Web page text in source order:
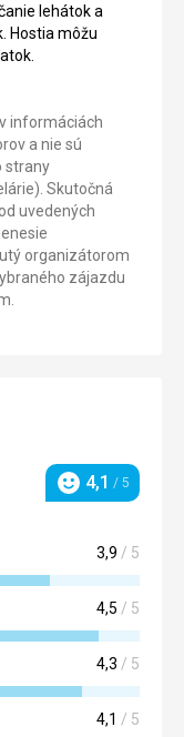
lehátok a
Hostia môžu
informáciách
a nie sú
strany
Skutočná
uvedených
organizátorom
zájazdu
Hodnotenie
4,1 / 5
3,9 / 5
4,5 / 5
4,3 / 5
4,1 / 5